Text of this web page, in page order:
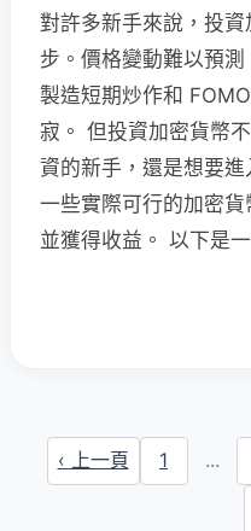
對許多新手來說，投
步。價格變動難以預
製造短期炒作和
寂。 但投資加密貨幣
資的新手，還是想要
一些實際可行的加密
並獲得收益。 以下是
‹ 上一頁 1 ...